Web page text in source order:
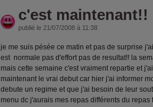
c'est maintenant!!
publié le 21/07/2008 à 11:38
je me suis pésée ce matin et pas de surprise
est normale pas d'effort pas de resultat!! la
mais cette semaine c'est vraiment repartie et
maintenant le vrai debut car hier j'ai informer
debute un regime et que j'ai besoin de leur
menu dc j'aurais mes repas différents du